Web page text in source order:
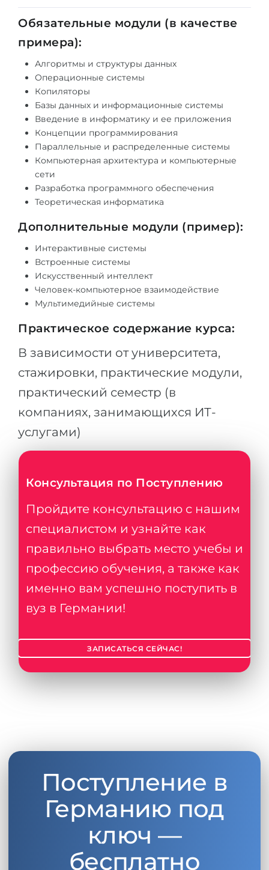
Успех
100%
Наши студенты успешно поступают
КОНСУЛЬТАЦИЯ!
Беларусь
Другая страна
ЗАПИСАТЬСЯ НА КОНСУЛЬТАЦИЮ
Обязательные модули (в качестве
примера):
Алгоритмы и структуры данных
Операционные системы
Копиляторы
Базы данных и информационные системы
Введение в информатику и ее приложения
Концепции программирования
Параллельные и распределенные системы
Компьютерная архитектура и компьютерные
сети
Разработка программного обеспечения
Теоретическая информатика
Дополнительные модули (пример):
Интерактивные системы
Встроенные системы
Искусственный интеллект
Человек-компьютерное взаимодействие
Мультимедийные системы
Практическое содержание курса:
В зависимости от университета,
стажировки, практические модули,
практический семестр (в
компаниях, занимающихся ИТ-
услугами)
Консультация по Поступлению
Пройдите консультацию с нашим
специалистом и узнайте как
правильно выбрать место учебы и
профессию обучения, а также как
именно вам успешно поступить в
вуз в Германии!
ЗАПИСАТЬСЯ СЕЙЧАС!
Поступление в
Германию под
ключ —
бесплатно